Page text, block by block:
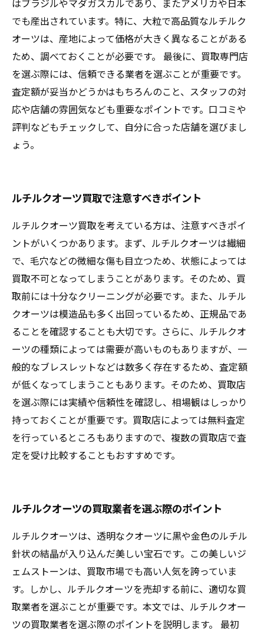
はブラジルやマダガスカルであり、またアメリカや日本
でも産出されています。特に、大粒で高品質なルチルク
オーツは、産地によって価格が大きく異なることがある
ため、調べておくことが必要です。 最後に、買取専門店
を選ぶ際には、信頼できる業者を選ぶことが重要です。
査定額が妥当かどうかはもちろんのこと、スタッフの対
応や店舗の雰囲気なども重要なポイントです。口コミや
評判などもチェックして、自分に合った店舗を選びまし
ょう。
ルチルクオーツ買取で注意すべきポイント
ルチルクオーツ買取を考えている方は、注意すべきポイ
ントがいくつかあります。まず、ルチルクオーツは繊細
で、毛穴などの微細な傷も目立つため、状態によっては
買取不可となってしまうことがあります。そのため、買
取前には十分なクリーニングが必要です。また、ルチル
クオーツは模造品も多く出回っているため、正規品であ
ることを確認することも大切です。さらに、ルチルクオ
ーツの種類によっては需要が高いものもありますが、一
般的なブレスレットなどは数多く存在するため、査定額
が低くなってしまうこともあります。そのため、買取店
を選ぶ際には実績や信頼性を確認し、相場観はしっかり
持っておくことが重要です。買取店によっては無料査定
を行っているところもありますので、複数の買取店で査
定を受け比較することもおすすめです。
ルチルクオーツの買取業者を選ぶ際のポイント
ルチルクオーツは、透明なクオーツに黒や金色のルチル
針状の結晶が入り込んだ美しい宝石です。この美しいジ
ェムストーンは、買取市場でも高い人気を誇っていま
す。しかし、ルチルクオーツを売却する前に、適切な買
取業者を選ぶことが重要です。本文では、ルチルクオー
ツの買取業者を選ぶ際のポイントを説明します。 最初